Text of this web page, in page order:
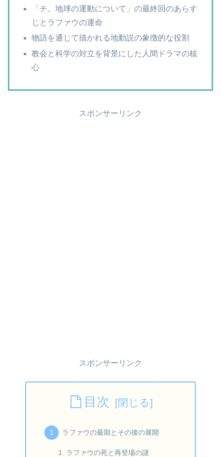
「チ。地球の運動について」の最終回のあらす
じとラファウの運命
物語を通じて描かれる地動説の象徴的な役割
教会と科学の対立を背景にした人間ドラマの核
心
スポンサーリンク
スポンサーリンク
目次
ラファウの最期とその後の展開
ラファウの死と再登場の謎